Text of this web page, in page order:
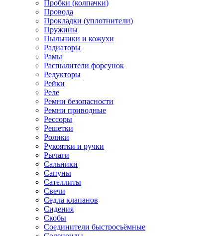
Пробки (колпачки)
Провода
Прокладки (уплотнители)
Пружины
Пыльники и кожухи
Радиаторы
Рамы
Распылители форсунок
Редукторы
Рейки
Реле
Ремни безопасности
Ремни приводные
Рессоры
Решетки
Ролики
Рукоятки и ручки
Рычаги
Сальники
Сапуны
Сателлиты
Свечи
Седла клапанов
Сидения
Скобы
Соединители быстросъёмные